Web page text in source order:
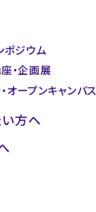
ポジウム
・企画展
オープンキャンパス
方へ